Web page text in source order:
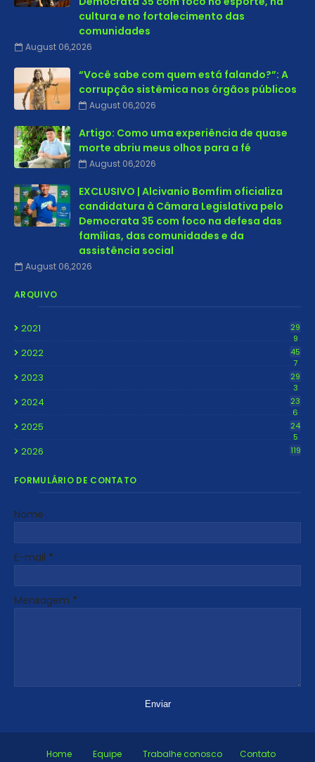
cultura e no fortalecimento das
comunidades
August 06,2026
“Você sabe com quem está falando?”: A
corrupção sistêmica nos órgãos públicos
August 06,2026
Artigo: Como uma experiência de quase
morte abriu meus olhos para a fé
August 06,2026
EXCLUSIVO | Alcivanio Bomfim oficializa
candidatura à Câmara Legislativa pelo
Democrata 35 com foco na defesa das
famílias, das comunidades e da
assistência social
August 06,2026
ARQUIVO
2021
29
9
2022
45
7
2023
29
3
2024
23
6
2025
24
5
2026 119
FORMULÁRIO DE CONTATO
Nome
E-mail *
Mensagem *
Home Equipe Trabalhe conosco Contato